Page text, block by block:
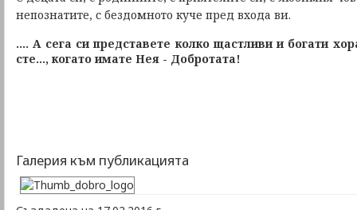
непознатите, с бездомното куче пред входа ви.
.... А сега си представете колко щастливи и богати
сте..., когато имате Нея - Добрoтата!
Галерия към публикацията